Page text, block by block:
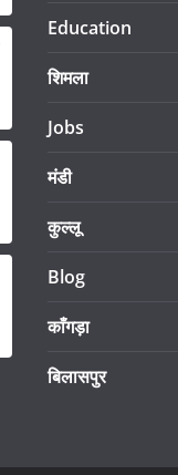
Education
शिमला
Jobs
मंडी
कुल्लू
Blog
काँगड़ा
बिलासपुर